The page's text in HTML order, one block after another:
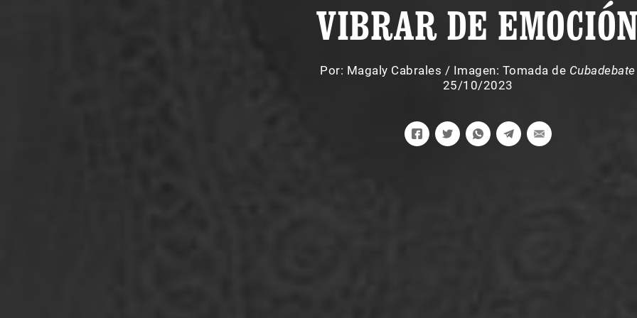
VIBRAR DE
Por: Magaly Cabrales / Imagen: Tomada de Cubadebate
25/10/2023